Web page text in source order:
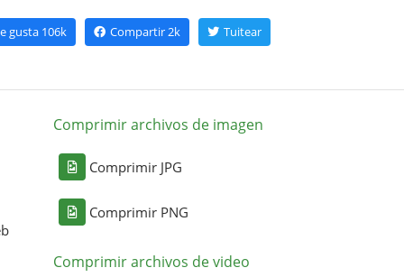
gusta106k Compartir 2k Tuitear
Comprimir archivos de imagen
Comprimir JPG
Comprimir PNG
Comprimir archivos de video